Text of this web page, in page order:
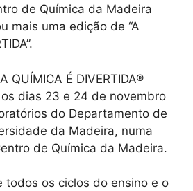
de Química da Madeira
mais uma edição de “A
QUÍMICA É DIVERTIDA®
dias 23 e 24 de novembro
do Departamento de
da Madeira, numa
de Química da Madeira.
todos os ciclos do ensino e o